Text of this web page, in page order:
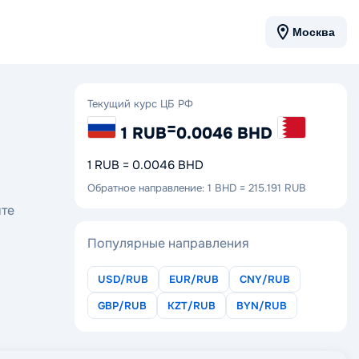
Москва
Текущий курс ЦБ РФ
1 RUB=0.0046 BHD
1 RUB = 0.0046 BHD
Обратное направление: 1 BHD = 215.191 RUB
Популярные направления
USD/RUB EUR/RUB
CNY/RUB
GBP/RUB
KZT/RUB BYN/RUB